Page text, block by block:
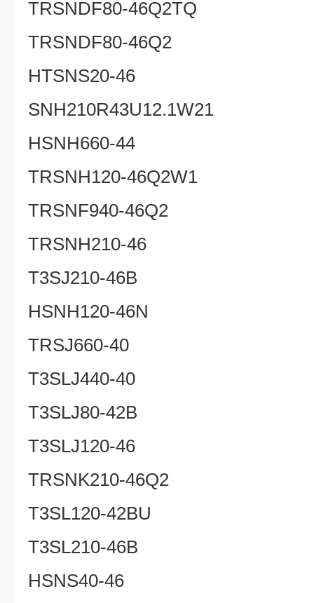
TRSNDF80-46Q2TQ
TRSNDF80-46Q2
HTSNS20-46
SNH210R43U12.1W21
HSNH660-44
TRSNH120-46Q2W1
TRSNF940-46Q2
TRSNH210-46
T3SJ210-46B
HSNH120-46N
TRSJ660-40
T3SLJ440-40
T3SLJ80-42B
T3SLJ120-46
TRSNK210-46Q2
T3SL120-42BU
T3SL210-46B
HSNS40-46